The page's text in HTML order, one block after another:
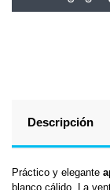
Descripción
Práctico y elegante
blanco cálido. La